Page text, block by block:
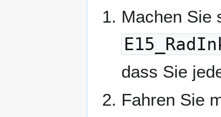
Machen Sie
dass Sie
Fahren Sie